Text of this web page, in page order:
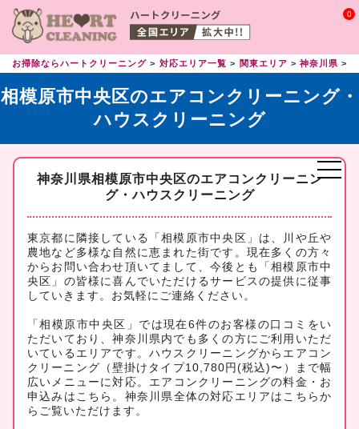
0
お掃除ならハートクリーニング 対応エリア一覧 関東エリア 神奈川県
相模原市中央区のエアコンクリーニング・
ハウスクリーニング
神奈川県相模原市中央区のエアコンクリーニン
グ・ハウスクリーニング
東京都に隣接している「相模原市中央区」は、川や丘や
農地など多様な自然に恵まれた街です。現在多くの方々
からお問い合わせ頂いてまして、今後とも「相模原市中
央区」の皆様に喜んでいただけるサービスの提供に従事
していきます。お気軽にご連絡ください。
「相模原市中央区」では現在6件のお客様の口コミをい
ただいており、神奈川県内でも多くの方にご利用いただ
いているエリアです。ハウスクリーニングからエアコン
クリーニング（壁掛けタイプ10,780円(税込)〜）まで幅
広いメニューに対応。 エアコンクリーニングの料金・お
申込みはこちら 。神奈川県全体の対応エリアは こちらか
らご覧いただけます。